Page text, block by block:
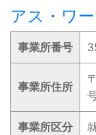
アス・ワー
事業所番号
事業所住所
事業所区分